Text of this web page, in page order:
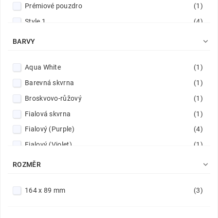
Prémiové pouzdro
(1)
Style 1
(4)
Style 4
(4)
Stylový
(8)
BARVY 
Aqua White
(1)
Barevná skvrna
(1)
Broskvovo-růžový
(1)
Fialová skvrna
(1)
Fialový (Purple)
(4)
Fialový (Violet)
(1)
Hluboká fialová
Levandulový
(1)
ROZMĚR 
164 x 89 mm (3)